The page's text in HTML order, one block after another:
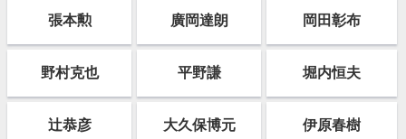
張本勲 廣岡達朗 岡田彰布
野村克也 平野謙 堀内恒夫
辻恭彦 大久保博元 伊原春樹